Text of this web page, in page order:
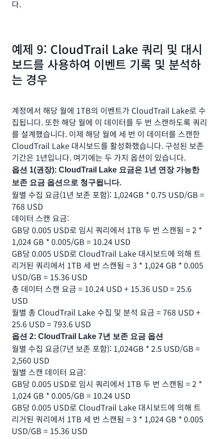
다.
예제 9: CloudTrail Lake 쿼리 및 대시
보드를 사용하여 이벤트 기록 및 분석하
는 경우
계정에서 해당 월에 1TB의 이벤트가 CloudTrail Lake로 수
집됩니다. 또한 해당 월에 이 데이터를 두 번 스캔하도록 쿼리
를 설계했습니다. 이제 해당 월에 세 번 이 데이터를 스캔한
CloudTrail Lake 대시보드를 활성화했습니다. 구성된 보존
기간은 1년입니다. 여기에는 두 가지 옵션이 있습니다.
옵션 1(권장): CloudTrail Lake 요금은 1년 연장 가능한
보존 요금 옵션으로 청구됩니다.
월별 수집 요금(1년 보존 포함): 1,024GB * 0.75 USD/GB =
768 USD
데이터 스캔 요금:
GB당 0.005 USD로 임시 쿼리에서 1TB 두 번 스캔됨 = 2 *
1,024 GB * 0.005/GB = 10.24 USD
GB당 0.005 USD로 CloudTrail Lake 대시보드에 의해 트
리거된 쿼리에서 1TB 세 번 스캔됨 = 3 * 1,024 GB * 0.005
USD/GB = 15.36 USD
총 데이터 스캔 요금 = 10.24 USD + 15.36 USD = 25.6
USD
월별 총 CloudTrail Lake 수집 및 분석 요금 = 768 USD +
25.6 USD = 793.6 USD
옵션 2: CloudTrail Lake 7년 보존 요금 옵션
월별 수집 요금(7년 보존 포함): 1,024GB * 2.5 USD/GB =
2,560 USD
월별 스캔 데이터 요금:
GB당 0.005 USD로 임시 쿼리에서 1TB 두 번 스캔됨 = 2 *
1,024 GB * 0.005/GB = 10.24 USD
GB당 0.005 USD로 CloudTrail Lake 대시보드에 의해 트
리거된 쿼리에서 1TB 세 번 스캔됨 = 3 * 1,024 GB * 0.005
USD/GB = 15.36 USD